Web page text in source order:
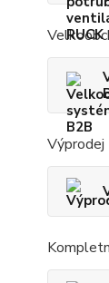
Výprodej